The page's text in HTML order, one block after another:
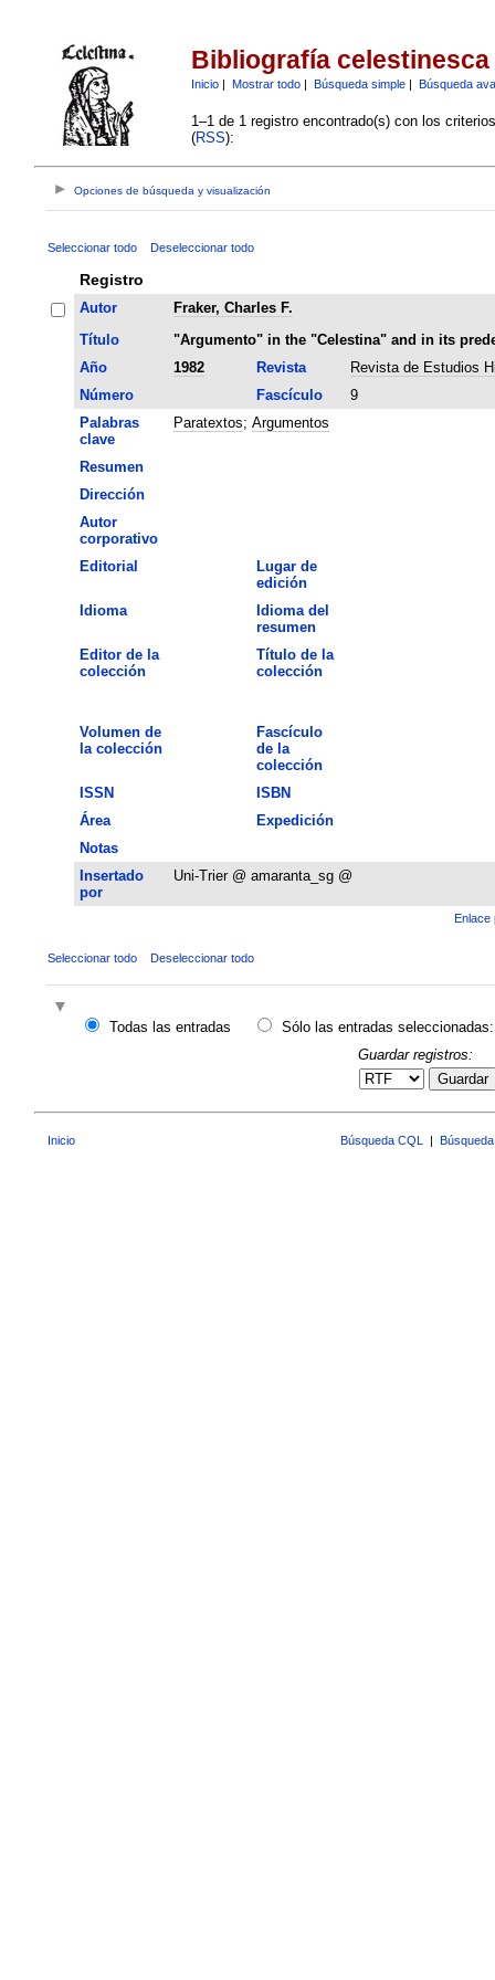
Bibliografía celestinesca
Inicio| Mostrar todo| Búsqueda simple| Búsqueda
1–1 de 1 registro encontrado(s) con los
(RSS):
Opciones de búsqueda y visualización
Seleccionar todo Deseleccionar todo
Registro
Autor
Fraker, Charles F.
Título
"Argumento" in the "Celestina" and in its
Año
1982 Revista
Revista de Estudios
Número
Fascículo
9
Palabras
clave
Paratextos; Argumentos
Resumen
Dirección
Autor
corporativo
Editorial
Lugar de
edición
Idioma
Idioma del
resumen
Editor de la
colección
Título de la
colección
Volumen de
la colección
Fascículo
de la
colección
ISSN
ISBN
Área
Expedición
Notas
Insertado
por
Uni-Trier @ amaranta_sg @
Enlace
Seleccionar todo Deseleccionar todo
Todas las entradas
Sólo las entradas seleccionadas:
Guardar registros:
Guardar
Inicio Búsqueda CQL